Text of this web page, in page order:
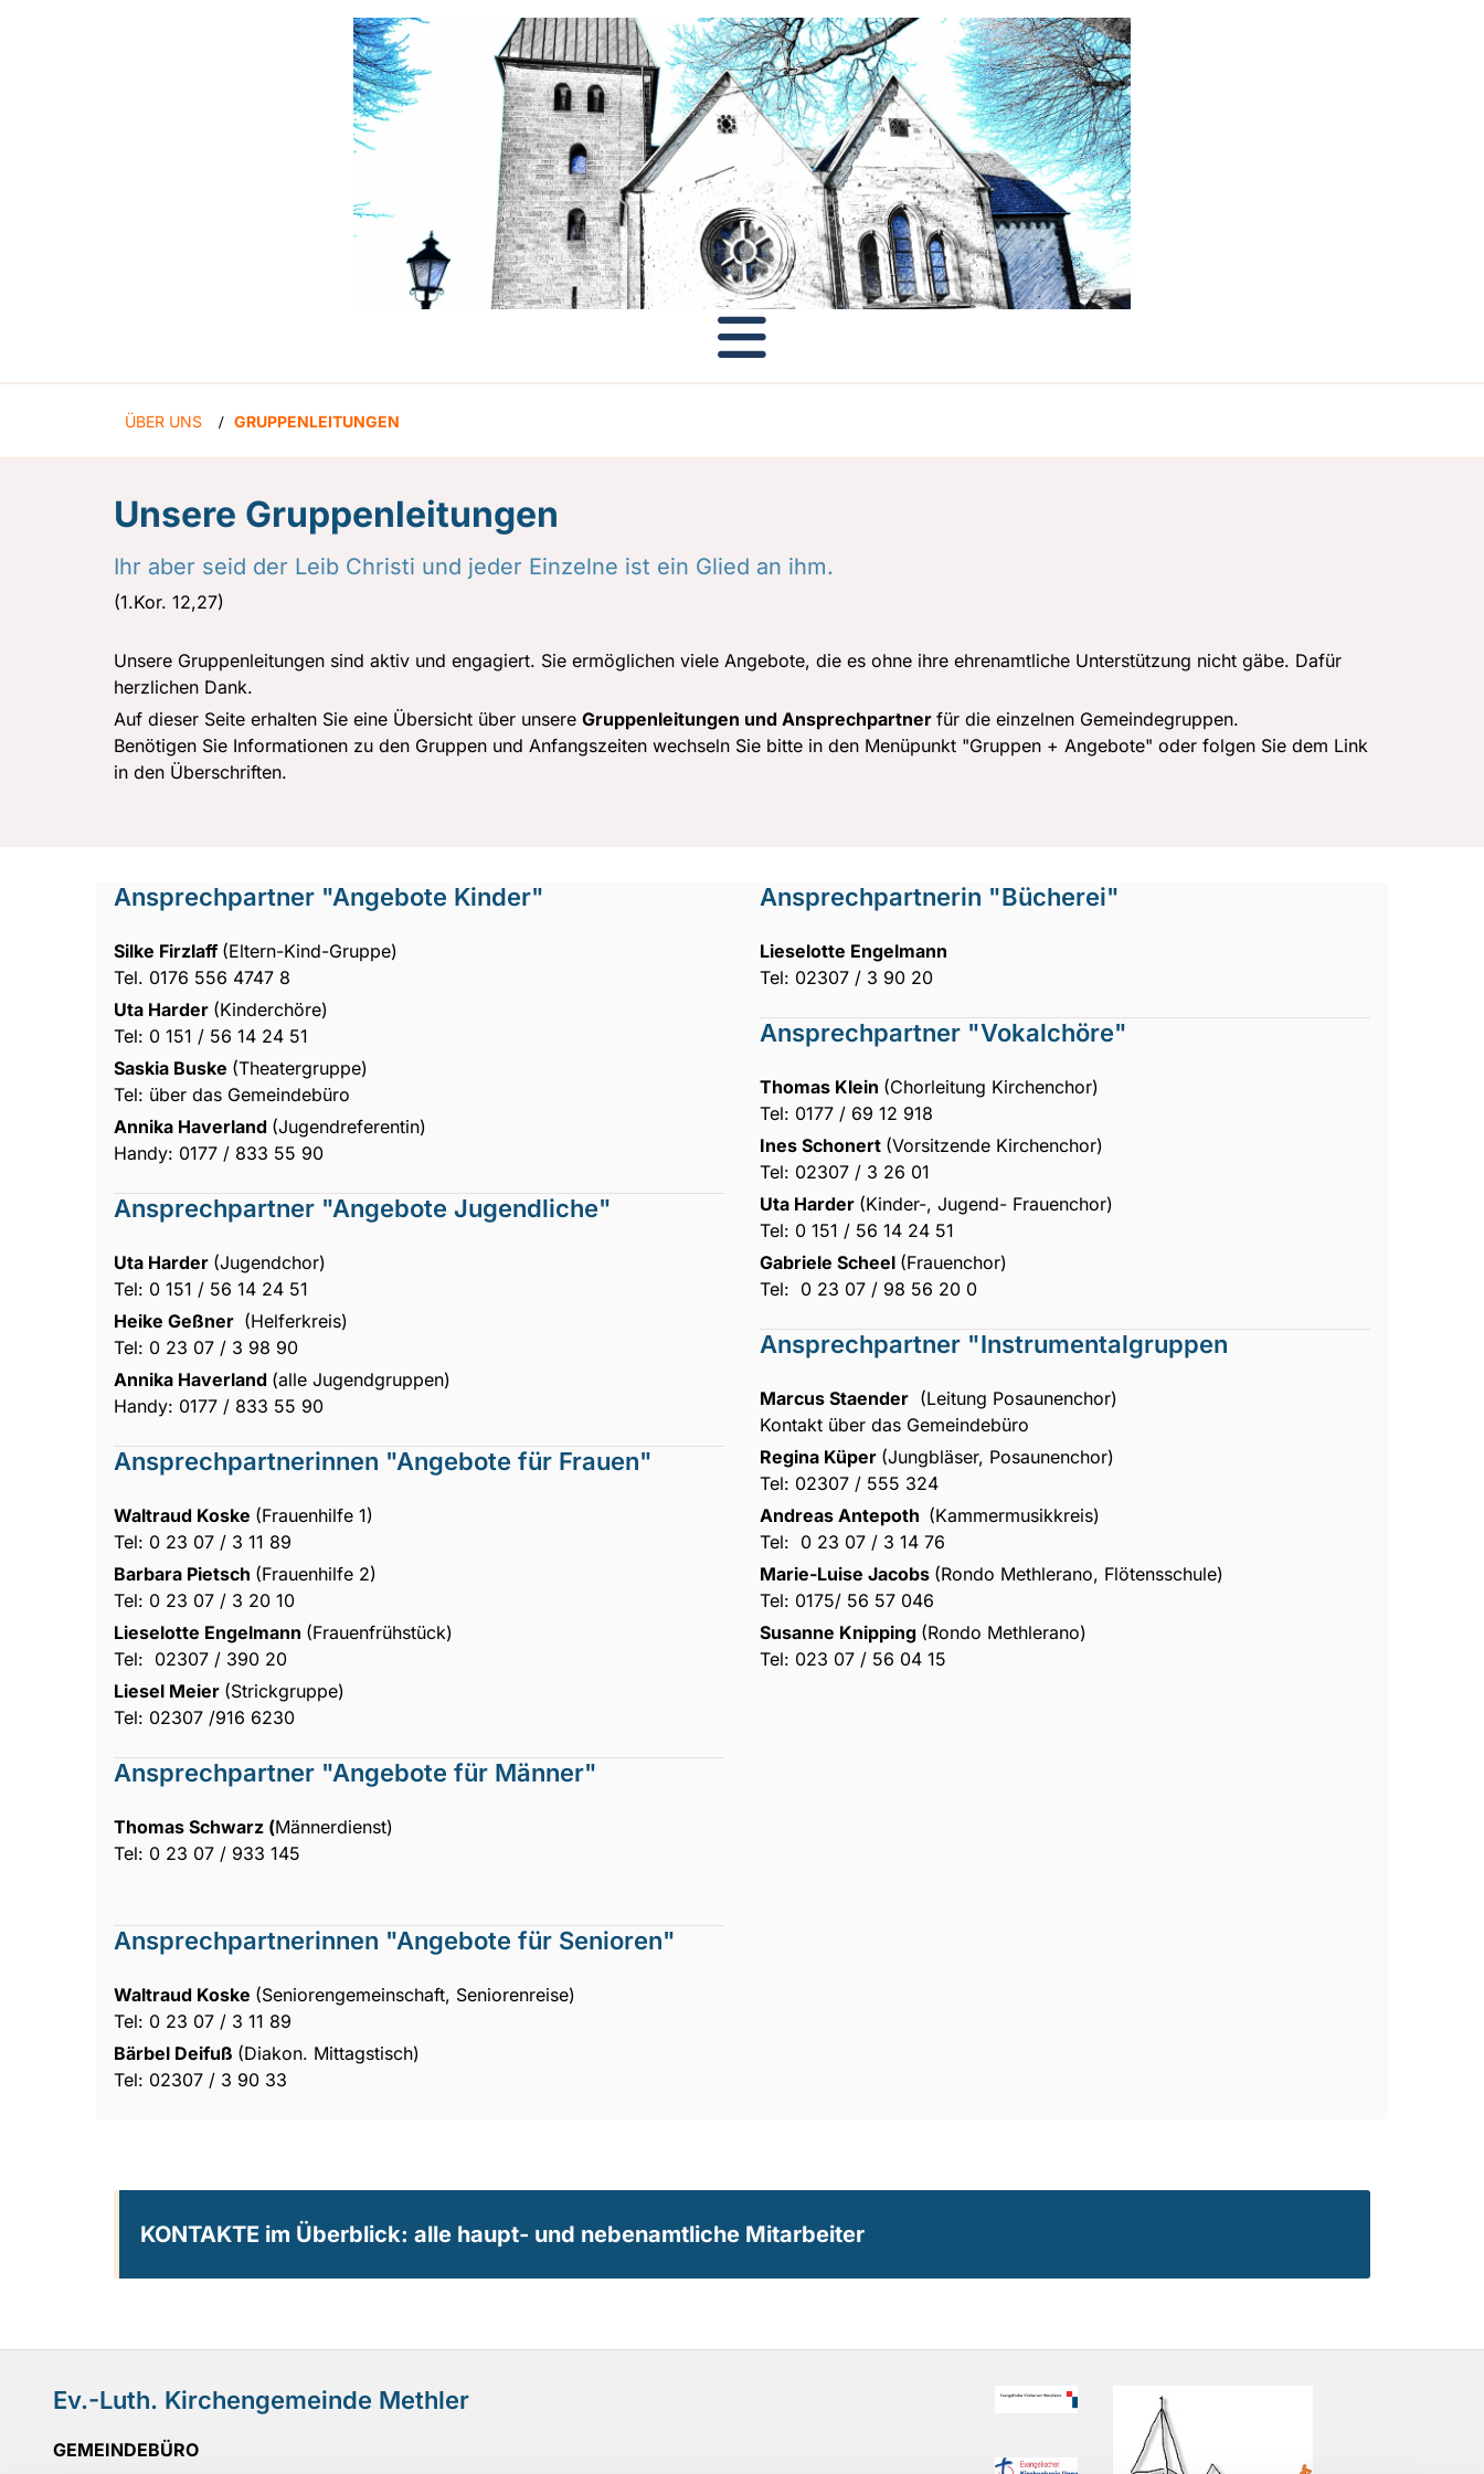
ÜBER UNS / GRUPPENLEITUNGEN
Unsere Gruppenleitungen
Ihr aber seid der Leib Christi und jeder Einzelne ist ein Glied an ihm.
(1.Kor. 12,27)
Unsere Gruppenleitungen sind aktiv und engagiert. Sie ermöglichen viele Angebote, die es ohne ihre ehrenamtliche Unterstützung nicht gäbe. Dafür
herzlichen Dank.
Auf dieser Seite erhalten Sie eine Übersicht über unsere Gruppenleitungen und Ansprechpartner für die einzelnen Gemeindegruppen.
Benötigen Sie Informationen zu den Gruppen und Anfangszeiten wechseln Sie bitte in den Menüpunkt "Gruppen + Angebote" oder folgen Sie dem Link
in den Überschriften.
Ansprechpartner "Angebote Kinder"
Silke Firzlaff (Eltern-Kind-Gruppe)
Tel. 0176 556 4747 8
Uta Harder (Kinderchöre)
Tel: 0 151 / 56 14 24 51
Saskia Buske (Theatergruppe)
Tel: über das Gemeindebüro
Annika Haverland (Jugendreferentin)
Handy: 0177 / 833 55 90
Ansprechpartner "Angebote Jugendliche"
Uta Harder (Jugendchor)
Tel: 0 151 / 56 14 24 51
Heike Geßner (Helferkreis)
Tel: 0 23 07 / 3 98 90
Annika Haverland (alle Jugendgruppen)
Handy: 0177 / 833 55 90
Ansprechpartnerinnen "Angebote für Frauen"
Waltraud Koske (Frauenhilfe 1)
Tel: 0 23 07 / 3 11 89
Barbara Pietsch (Frauenhilfe 2)
Tel: 0 23 07 / 3 20 10
Lieselotte Engelmann (Frauenfrühstück)
Tel: 02307 / 390 20
Liesel Meier (Strickgruppe)
Tel: 02307 /916 6230
Ansprechpartner "Angebote für Männer"
Thomas Schwarz (Männerdienst)
Tel: 0 23 07 / 933 145
Ansprechpartnerinnen "Angebote für Senioren"
Waltraud Koske (Seniorengemeinschaft, Seniorenreise)
Tel: 0 23 07 / 3 11 89
Bärbel Deifuß (Diakon. Mittagstisch)
Tel: 02307 / 3 90 33
Ansprechpartnerin "Bücherei"
Lieselotte Engelmann
Tel: 02307 / 3 90 20
Ansprechpartner "Vokalchöre"
Thomas Klein (Chorleitung Kirchenchor)
Tel: 0177 / 69 12 918
Ines Schonert (Vorsitzende Kirchenchor)
Tel: 02307 / 3 26 01
Uta Harder (Kinder-, Jugend- Frauenchor)
Tel: 0 151 / 56 14 24 51
Gabriele Scheel (Frauenchor)
Tel: 0 23 07 / 98 56 20 0
Ansprechpartner "Instrumentalgruppen
Marcus Staender (Leitung Posaunenchor)
Kontakt über das Gemeindebüro
Regina Küper (Jungbläser, Posaunenchor)
Tel: 02307 / 555 324
Andreas Antepoth (Kammermusikkreis)
Tel: 0 23 07 / 3 14 76
Marie-Luise Jacobs (Rondo Methlerano, Flötensschule)
Tel: 0175/ 56 57 046
Susanne Knipping (Rondo Methlerano)
Tel: 023 07 / 56 04 15
KONTAKTE im Überblick: alle haupt- und nebenamtliche Mitarbeiter
Ev.-Luth. Kirchengemeinde Methler
GEMEINDEBÜRO